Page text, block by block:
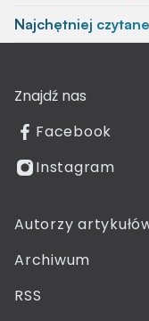
Najchętniej czytane
Znajdź nas
Facebook
Instagram
Autorzy
Archiwum
RSS